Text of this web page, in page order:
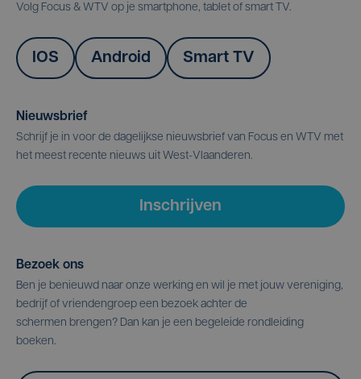
Volg Focus & WTV op je smartphone, tablet of smart TV.
IOS Android Smart TV
Nieuwsbrief
Schrijf je in voor de dagelijkse nieuwsbrief van Focus en WTV met
het meest recente nieuws uit West-Vlaanderen.
Inschrijven
Bezoek ons
Ben je benieuwd naar onze werking en wil je met jouw vereniging,
bedrijf of vriendengroep een bezoek achter de
schermen brengen? Dan kan je een begeleide rondleiding
boeken.